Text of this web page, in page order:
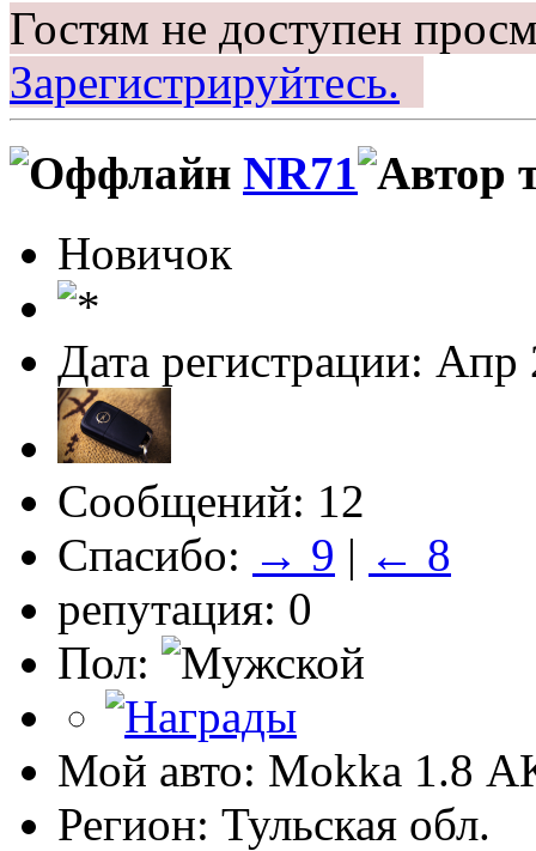
Гостям не доступен
Зарегистрируйтесь.
NR71
Новичок
Дата регистрации: Апр
Сообщений: 12
Спасибо: → 9 | ← 8
репутация: 0
Пол:
Мой авто: Mokka 1.8
Регион: Тульская обл.